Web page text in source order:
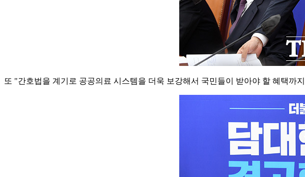
또 "간호법을 계기로 공공의료 시스템을 더욱 보강해서 국민들이 받아야 할 혜택까